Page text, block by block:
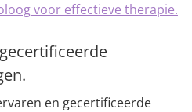
voor effectieve therapie.
en gecertificeerde